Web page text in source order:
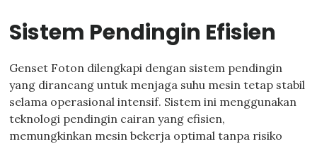
Sistem Pendingin Efisien
Genset Foton dilengkapi dengan sistem pendingin
yang dirancang untuk menjaga suhu mesin tetap stabil
selama operasional intensif. Sistem ini menggunakan
teknologi pendingin cairan yang efisien,
memungkinkan mesin bekerja optimal tanpa risiko